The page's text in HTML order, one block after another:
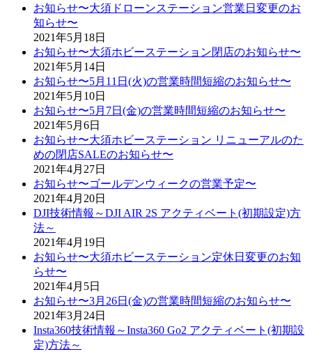
お知らせ〜大須ドローンステーション営業日変更のお
知らせ〜
2021年5月18日
お知らせ〜大須ホビーステーション閉店のお知らせ〜
2021年5月14日
お知らせ〜5月11日(火)の営業時間短縮のお知らせ〜
2021年5月10日
お知らせ〜5月7日(金)の営業時間短縮のお知らせ〜
2021年5月6日
お知らせ〜大須ホビーステーション リニューアルのた
めの閉店SALEのお知らせ〜
2021年4月27日
お知らせ〜ゴールデンウィークの営業予定〜
2021年4月20日
DJI技術情報～DJI AIR 2S アクティベート(初期設定)方
法～
2021年4月19日
お知らせ〜大須ホビーステーション定休日変更のお知
らせ〜
2021年4月5日
お知らせ〜3月26日(金)の営業時間短縮のお知らせ〜
2021年3月24日
Insta360技術情報～Insta360 Go2 アクティベート(初期設
定)方法～